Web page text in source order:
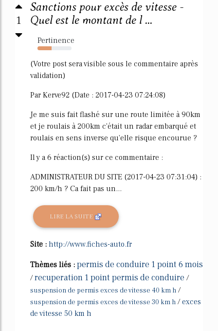
1
Sanctions pour excès de vitesse -
Quel est le montant de l ...
Pertinence
41%
(Votre post sera visible sous le commentaire après
validation)
Par Kerve92 (Date : 2017-04-23 07:24:08)
Je me suis fait flashé sur une route limitée à 90km
et je roulais à 200km c'était un radar embarqué et
roulais en sens inverse qu'elle risque encourue ?
Il y a 6 réaction(s) sur ce commentaire :
ADMINISTRATEUR DU SITE (2017-04-23 07:31:04) :
200 km/h ? Ca fait pas un...
LIRE LA SUITE
Site : http://www.fiches-auto.fr
Thèmes liés : permis de conduire 1 point 6 mois
/recuperation 1 point permis de conduire /
suspension de permis exces de vitesse 40 km h /
suspension de permis exces de vitesse 30 km h /exces
de vitesse 50 km h